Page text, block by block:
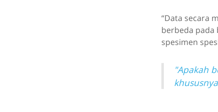
“Data secara
berbeda pada
spesimen
"Apakah